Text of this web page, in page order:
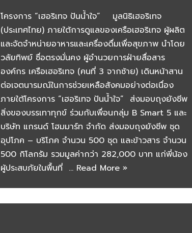
โครงการ “เฮอริเทจ ปันน้ำใจ” มูลนิธิเฮอริเทจ
(ประเทศไทย) ภายใต้การดูแลของเครือเฮอริเทจ ผู้ผลิต
และจัดจำหน่ายอาหารและเครื่องดื่มเพื่อสุขภาพ นำโดย
วลัยทิพย์ ซื่อตรงมั่นคง ผู้อำนวยการฝ่ายสื่อสาร
องค์กร เครือเฮอริเทจ (คนที่ 3 จากซ้าย) เดินหน้าสาน
ต่อเจตนารมณ์ในการช่วยเหลือสังคมอย่างต่อเนื่อง
ภายใต้โครงการ “เฮอริเทจ ปันน้ำใจ” ส่งมอบถุงยังชีพ
สิ่งของบรรเทาทุกข์ ร่วมกับเพื่อนกลุ่ม B Smart 5 และ
บริษัท แกรนด์ โฮมมาร์ท จำกัด ส่งมอบถุงยังชีพ ชุด
อุปโภค – บริโภค จำนวน 500 ชุด และข้าวสาร จำนวน
500 กิโลกรัม รวมมูลค่ากว่า 282,000 บาท แก่พี่น้อง
ผู้ประสบภัยในพื้นที่ … Read More »